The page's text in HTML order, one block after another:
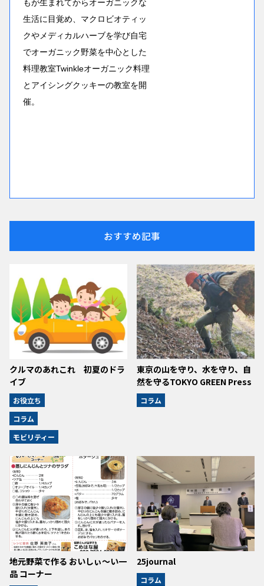
もが生まれてからオーガニックな
生活に目覚め、マクロビオティッ
クやメディカルハーブを学び自宅
でオーガニック野菜を中心とした
料理教室Twinkleオーガニック料理
とアイシングクッキーの教室を開
催。
おすすめ記事
クルマのあれこれ 初夏のドラ
イブ
お役立ち
コラム
モビリティー
東京の山を守り、水を守り、自
然を守るTOKYO GREEN Press
コラム
地元野菜で作る おいしぃ～い一
品 コーナー
25journal
コラム